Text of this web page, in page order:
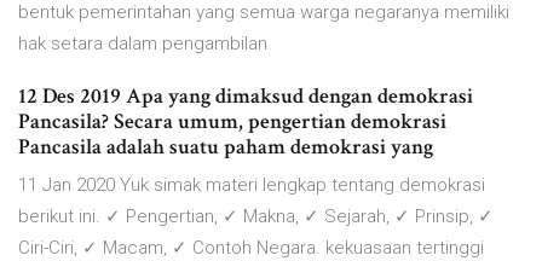
bentuk pemerintahan yang semua warga negaranya memiliki
hak setara dalam pengambilan
12 Des 2019 Apa yang dimaksud dengan demokrasi
Pancasila? Secara umum, pengertian demokrasi
Pancasila adalah suatu paham demokrasi yang
11 Jan 2020 Yuk simak materi lengkap tentang demokrasi
berikut ini. ✓ Pengertian, ✓ Makna, ✓ Sejarah, ✓ Prinsip, ✓
Ciri-Ciri, ✓ Macam, ✓ Contoh Negara. kekuasaan tertinggi